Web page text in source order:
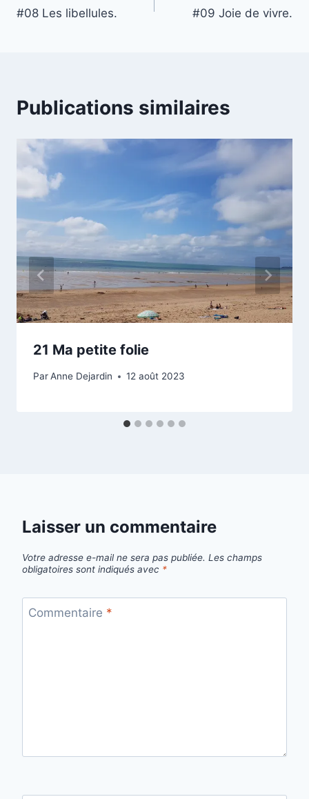
de
#08 Les libellules. #09 Joie de vivre.
Publications similaires
21 Ma petite folie
ParAnne Dejardin 12 août 2023
Laisser un commentaire
Votre adresse e-mail ne sera pas publiée. Les champs
obligatoires sont indiqués avec *
Commentaire *